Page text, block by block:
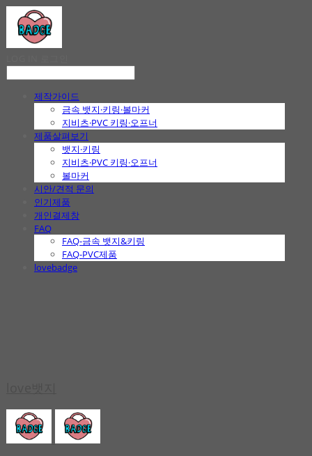
제작가이드
금속 뱃지·키링·볼마커
지비츠·PVC 키링·오프너
제품살펴보기
뱃지·키링
지비츠·PVC 키링·오프너
볼마커
시안/견적 문의
인기제품
개인결제창
FAQ
FAQ-금속 뱃지&키링
FAQ-PVC제품
lovebadge